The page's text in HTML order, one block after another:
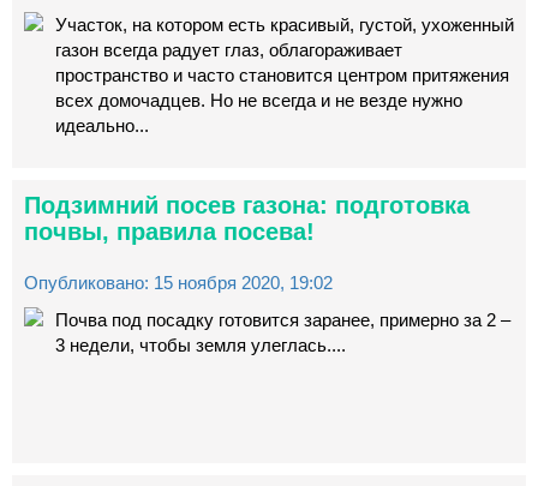
Участок, на котором есть красивый, густой, ухоженный
газон всегда радует глаз, облагораживает
пространство и часто становится центром притяжения
всех домочадцев. Но не всегда и не везде нужно
идеально...
Подзимний посев газона: подготовка
почвы, правила посева!
Опубликовано: 15 ноября 2020, 19:02
Почва под посадку готовится заранее, примерно за 2 –
3 недели, чтобы земля улеглась....